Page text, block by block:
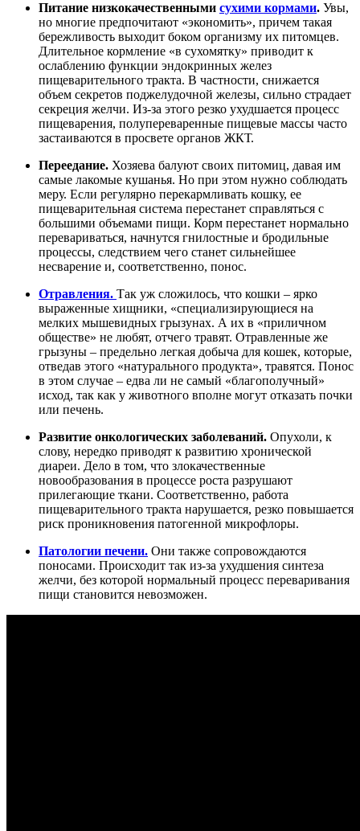
Питание низкокачественными сухими кормами. Увы,
но многие предпочитают «экономить», причем такая
бережливость выходит боком организму их питомцев.
Длительное кормление «в сухомятку» приводит к
ослаблению функции эндокринных желез
пищеварительного тракта. В частности, снижается
объем секретов поджелудочной железы, сильно страдает
секреция желчи. Из-за этого резко ухудшается процесс
пищеварения, полупереваренные пищевые массы часто
застаиваются в просвете органов ЖКТ.
Переедание. Хозяева балуют своих питомиц, давая им
самые лакомые кушанья. Но при этом нужно соблюдать
меру. Если регулярно перекармливать кошку, ее
пищеварительная система перестанет справляться с
большими объемами пищи. Корм перестанет нормально
перевариваться, начнутся гнилостные и бродильные
процессы, следствием чего станет сильнейшее
несварение и, соответственно, понос.
Отравления. Так уж сложилось, что кошки – ярко
выраженные хищники, «специализирующиеся на
мелких мышевидных грызунах. А их в «приличном
обществе» не любят, отчего травят. Отравленные же
грызуны – предельно легкая добыча для кошек, которые,
отведав этого «натурального продукта», травятся. Понос
в этом случае – едва ли не самый «благополучный»
исход, так как у животного вполне могут отказать почки
или печень.
Развитие онкологических заболеваний. Опухоли, к
слову, нередко приводят к развитию хронической
диареи. Дело в том, что злокачественные
новообразования в процессе роста разрушают
прилегающие ткани. Соответственно, работа
пищеварительного тракта нарушается, резко повышается
риск проникновения патогенной микрофлоры.
Патологии печени. Они также сопровождаются
поносами. Происходит так из-за ухудшения синтеза
желчи, без которой нормальный процесс переваривания
пищи становится невозможен.